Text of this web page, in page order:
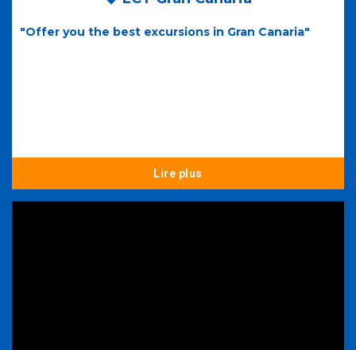
"Offer you the best excursions in Gran Canaria"
Lire plus